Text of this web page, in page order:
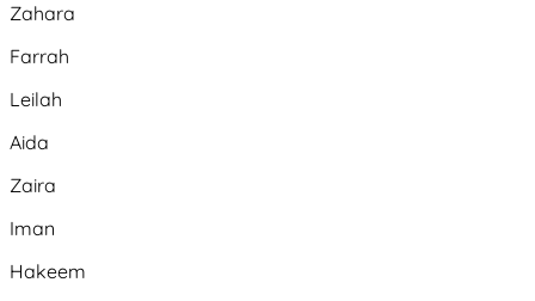
Zahara
Farrah
Leilah
Aida
Zaira
Iman
Hakeem